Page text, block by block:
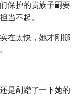
保护的贵族子嗣要
当不起。
在太快，她才刚挪
是剐蹭了一下她的